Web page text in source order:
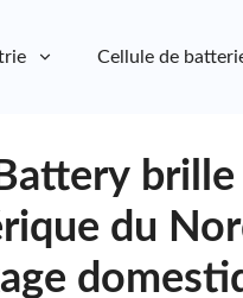
Cellule de
brille
du